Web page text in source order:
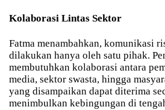
Kolaborasi Lintas Sektor
Fatma menambahkan, komunikasi
dilakukan hanya oleh satu pihak.
membutuhkan kolaborasi antara
media, sektor swasta, hingga
yang disampaikan dapat diterima
menimbulkan kebingungan di